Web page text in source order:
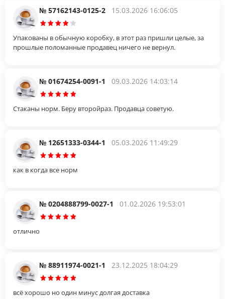
№ 57162143-0125-2 15.03.2026 16:06:05
Упакованы в обычную коробку, в этот раз пришли целые, за
прошлые поломанные продавец ничего не вернул.
№ 01674254-0091-1 09.03.2026 14:03:14
Стаканы норм. Беру второйраз. Продавца советую.
№ 12651333-0344-1 05.03.2026 11:49:29
как в когда все норм
№ 0204888799-0027-1 01.02.2026 19:53:01
отлично
№ 88911974-0021-1 23.12.2025 18:04:29
всё хорошо но один минус долгая доставка